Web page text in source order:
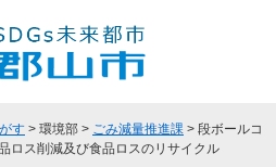
す > 環境部 > ごみ減量推進課 > 段ボールコ
ロス削減及び食品ロスのリサイクル